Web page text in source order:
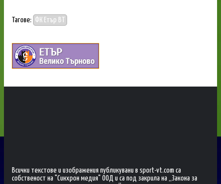
Тагове: ФК Етър ВТ
Всички текстове и изображения публикувани в sport-vt.com са
собственост на "Синхрон медия" ООД и са под закрила на „Закона за